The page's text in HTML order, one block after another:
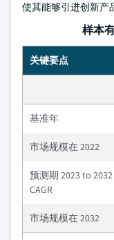
使其能够引进创新产
样本
关键要点
基准年
市场规模在 2022
预测期 2023 to 2032
CAGR
市场规模在 2032